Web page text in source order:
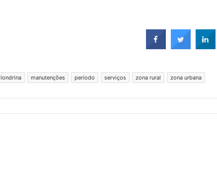
londrina manutenções período serviços zona rural zona urbana